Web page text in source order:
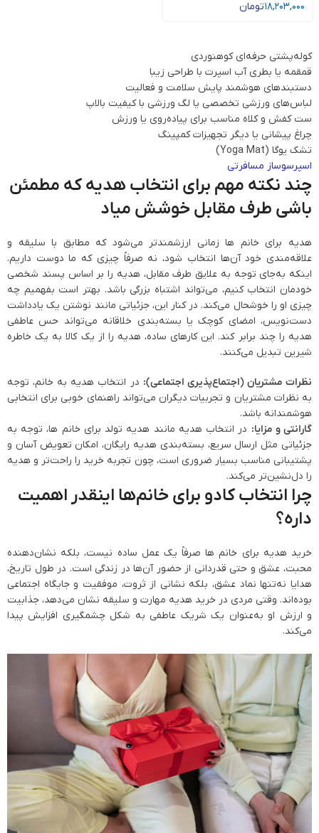
18,203,000تومان
کوله‌پشتی حرفه‌ای کوهنوردی
قمقمه یا بطری آب اسپرت با طراحی زیبا
دستبندهای هوشمند پایش سلامت و فعالیت
لباس‌های ورزشی تخصصی یا لگ ورزشی با کیفیت بالاپ
ست کفش و کلاه مناسب برای پیاده‌روی یا ورزش
چراغ پیشانی یا دیگر تجهیزات کمپینگ
تشک یوگا (Yoga Mat)
اسپرسوساز مسافرتی
چند نکته مهم برای انتخاب هدیه که مطمئن
باشی طرف مقابل خوشش میاد
هدیه برای خانم‌ ها زمانی ارزشمندتر می‌شود که مطابق با سلیقه و
علاقه‌مندی خود آن‌ها انتخاب شود، نه صرفاً چیزی که ما دوست داریم.
اینکه به‌جای توجه به علایق طرف مقابل، هدیه را بر اساس پسند شخصی
خودمان انتخاب کنیم، می‌تواند اشتباه بزرگی باشد. بهتر است بفهمیم چه
چیزی او را خوشحال می‌کند. در کنار این، جزئیاتی مانند نوشتن یک یادداشت
دست‌نویس، امضای کوچک یا بسته‌بندی خلاقانه می‌تواند حس عاطفی
هدیه را چند برابر کند. این کارهای ساده، هدیه را از یک کالا به یک خاطره
شیرین تبدیل می‌کنند.
نظرات مشتریان (اجتماع‌پذیری اجتماعی): در انتخاب هدیه به خانم‌، توجه
به نظرات مشتریان و تجربیات دیگران می‌تواند راهنمای خوبی برای انتخابی
هوشمندانه باشد.
گارانتی و مزایا: در انتخاب هدیه مانند هدیه تولد برای خانم ها، توجه به
جزئیاتی مثل ارسال سریع، بسته‌بندی هدیه رایگان، امکان تعویض آسان و
پشتیبانی مناسب بسیار ضروری است، چون تجربه خرید را راحت‌تر و هدیه
را دل‌نشین‌تر می‌کند.
چرا انتخاب کادو برای خانم‌ها اینقدر اهمیت
داره؟
خرید هدیه برای خانم ‌ها صرفاً یک عمل ساده نیست، بلکه نشان‌دهنده
محبت، عشق و حتی قدردانی از حضور آن‌ها در زندگی است. در طول تاریخ،
هدایا نه‌تنها نماد عشق، بلکه نشانی از ثروت، موفقیت و جایگاه اجتماعی
بوده‌اند. وقتی مردی در خرید هدیه مهارت و سلیقه نشان می‌دهد، جذابیت
و ارزش او به‌عنوان یک شریک عاطفی به شکل چشمگیری افزایش پیدا
می‌کند.